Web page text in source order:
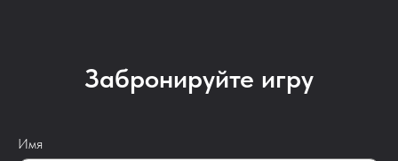
Забронируйте игру
Имя